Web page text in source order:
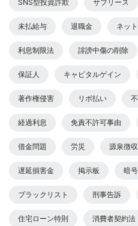
SNS型投資詐欺 サブリース
未払給与 退職金 ネッ
利息制限法 誹謗中傷の削除
保証人 キャピタルゲイン
著作権侵害 リボ払い
経過利息 免責不許可事由
借金問題 労災 源泉徴
遅延損害金 掲示板 暗
ブラックリスト 刑事告訴
住宅ローン特則 消費者契約法